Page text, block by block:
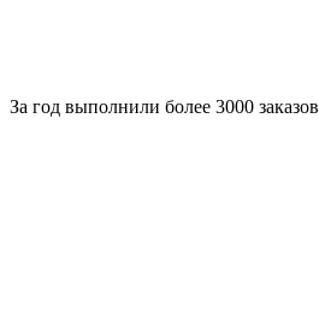
За год выполнили более 3000 заказов